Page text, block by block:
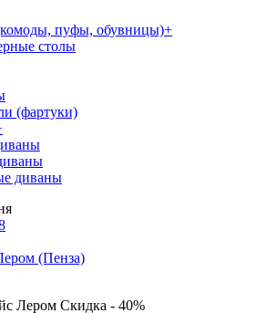
пуфы, обувницы)+
столы
(фартуки)
диваны
(Пенза)